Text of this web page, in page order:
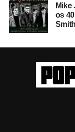
os